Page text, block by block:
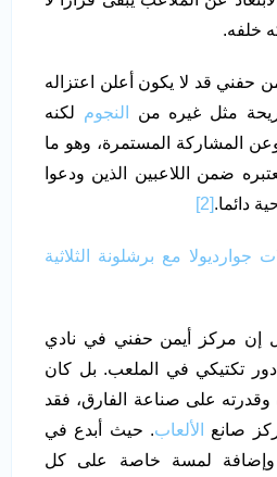
خلفه.
حفني قد لا يكون أعلن اعتزاله
مثل غيره من النجوم لكنه
وعن المشاركة المستمرة، وهو ما
ضمن اللاعبين الذين ودعوا
دائما.
جوارديولا مع برشلونة الثلاثية
إن مركز أيمن حفني في نادي
تكتيكي في الملعب. بل كان
وقدرته على صناعة الفارق، فقد
صانع
الألعاب. حيث أبدع في
وإضافة لمسة خاصة على كل